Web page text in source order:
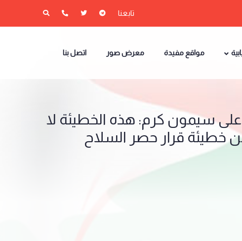
تابعنا
مواقع مفيدة معرض صور اتصل بنا
سيمون كرم: هذه الخطيئة لا
خطيئة قرار حصر السلاح